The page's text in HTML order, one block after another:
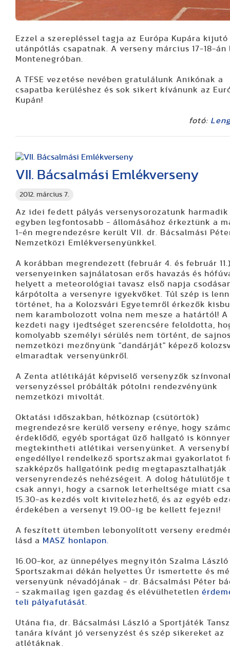
Ezzel a szerepléssel tagja az Európa Kupára kijutó
utánpótlás csapatnak. A verseny március 17-18-án
Montenegróban.
A TFSE vezetése nevében gratulálunk Anikónak a
csapatba kerüléshez és sok sikert kívánunk az
Kupán!
fotó:
2012. március 7.
VII. Bácsalmási Emlékverseny
Az idei fedett pályás versenysorozatunk
egyben legfontosabb - állomásához érkeztünk a
1-én megrendezésre került VII. dr. Bácsalmási
Nemzetközi Emlékversenyünkkel.
A korábban megrendezett (február 4. és február
versenyeinken sajnálatosan erős havazás és
helyett a meteorológiai tavasz első napja
kárpótolta a versenyre igyekvőket. Túl szép is
történet, ha a Kolozsvári Egyetemről érkezők
nem karambolozott volna nem mesze a határtól! A
kezdeti nagy ijedtséget szerencsére feloldotta,
komolyabb személyi sérülés nem történt, de
nemzetközi mezőnyünk "dandárját" képező
elmaradtak versenyünkről.
A Zenta atlétikáját képviselő versenyzők
versenyzéssel próbálták pótolni rendezvényünk
nemzetközi mivoltát.
Oktatási időszakban, hétköznap (csütörtök)
megrendezésre kerülő verseny erénye, hogy
érdeklődő, egyéb sportágat űző hallgató is
megtekintheti atlétikai versenyünket. A
engedéllyel rendelkező sportszakmai gyakorlatot
szakképzős hallgatóink pedig megtapasztalhatják
versenyrendezés nehézségeit. A dolog hátulütője
csak annyi, hogy a csarnok leterheltsége miatt
15.30-as kezdés volt kivitelezhető, és az egyéb
érdekében a versenyt 19.00-ig be kellett fejezni!
A feszített ütemben lebonyolított verseny
lásd a MASZ honlapon.
16.00-kor, az ünnepélyes megnyitón Szalma László
Sportszakmai dékán helyettes Úr ismertette és
versenyünk névadójának - dr. Bácsalmási Péter
- szakmailag igen gazdag és elévülhetetlen
teli pályafutását
Utána fia, dr. Bácsalmási László a Sportjáték
tanára kívánt jó versenyzést és szép sikereket az
atlétáknak.